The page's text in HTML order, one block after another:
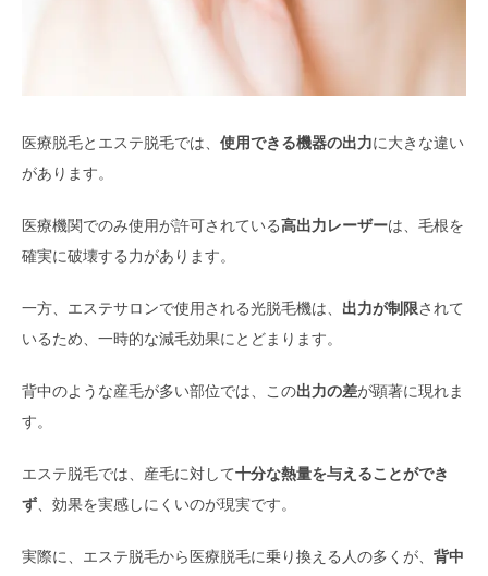
医療脱毛とエステ脱毛では、 使用できる機器の出力に大きな違い
があります。
医療機関でのみ使用が許可されている高出力レーザーは、毛根を
確実に破壊する力があります。
一方、エステサロンで使用される光脱毛機は、 出力が制限されて
いるため、一時的な減毛効果にとどまります。
背中のような産毛が多い部位では、この出力の差が顕著に現れま
す。
エステ脱毛では、産毛に対して十分な熱量を与えることができ
ず 、効果を実感しにくいのが現実です。
実際に、エステ脱毛から医療脱毛に乗り換える人の多くが、 背中